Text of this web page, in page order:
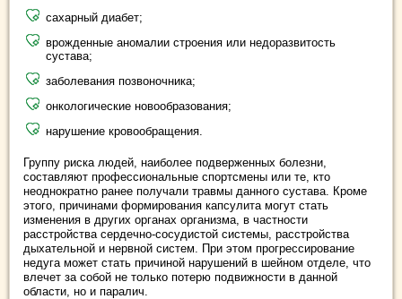
сахарный диабет;
врожденные аномалии строения или недоразвитость
сустава;
заболевания позвоночника;
онкологические новообразования;
нарушение кровообращения.
Группу риска людей, наиболее подверженных болезни,
составляют профессиональные спортсмены или те, кто
неоднократно ранее получали травмы данного сустава. Кроме
этого, причинами формирования капсулита могут стать
изменения в других органах организма, в частности
расстройства сердечно-сосудистой системы, расстройства
дыхательной и нервной систем. При этом прогрессирование
недуга может стать причиной нарушений в шейном отделе, что
влечет за собой не только потерю подвижности в данной
области, но и паралич.